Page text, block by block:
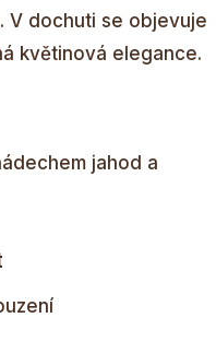
V dochuti se objevuje
květinová elegance.
jahod a